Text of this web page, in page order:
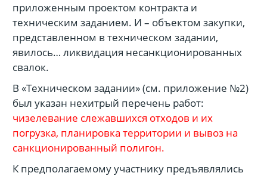
приложенным проектом контракта и
техническим заданием. И – объектом закупки,
представленном в техническом задании,
явилось… ликвидация несанкционированных
свалок.
В «Техническом задании» (см. приложение №2)
был указан нехитрый перечень работ:
чизелевание слежавшихся отходов и их
погрузка, планировка территории и вывоз на
санкционированный полигон.
К предполагаемому участнику предъявлялись